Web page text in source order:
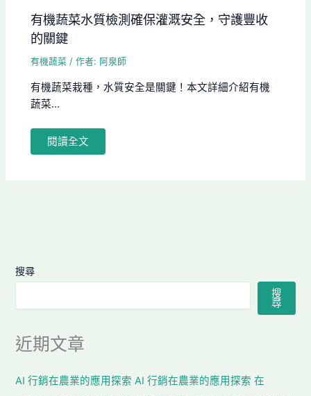
有機蔬菜水質檢測確保灌溉安全，守護豐收
的關鍵
有機蔬菜 / 作者: 阿泉師
有機蔬菜栽種，水質安全是關鍵！本文詳細介紹有機
蔬菜...
閱讀全文
搜尋
搜
尋
近期文章
AI 行銷在農業的應用探索 AI 行銷在農業的應用探索 在